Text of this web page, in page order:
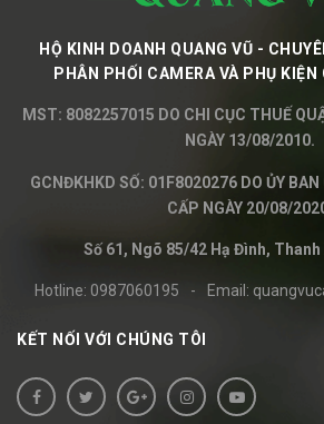
HỘ KINH DOANH QUANG VŨ -
PHÂN PHỐI CAMERA VÀ PHỤ KIỆN
MST: 8082257015 DO CHI CỤC THUẾ
NGÀY 13/08/2010.
GCNĐKHKD SỐ: 01F8020276 DO ỦY
CẤP NGÀY 20/08/
Số 61, Ngõ 85/42 Hạ Đình, Thanh
Hotline: 0987060195 - Email:
KẾT NỐI VỚI CHÚNG TÔI